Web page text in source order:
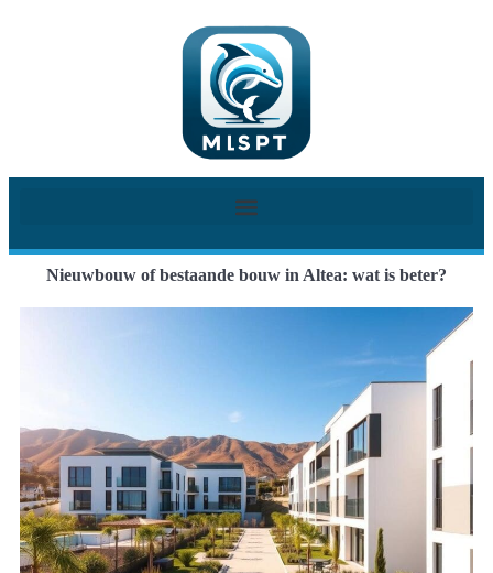
Nieuwbouw of bestaande bouw in Altea: wat is beter?